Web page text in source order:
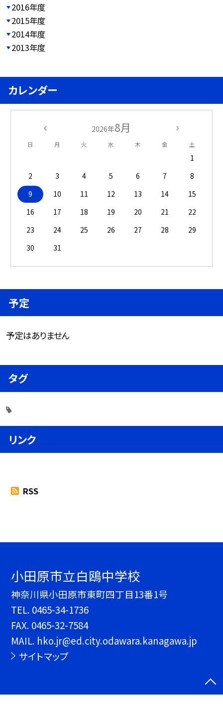
2016年度
2015年度
2014年度
2013年度
カレンダー
2026年8月
日 月 火 水 木 金 土
1
2
3 4 5 6 7
8
9
10 11 12 13 14
15
16
17 18 19 20 21
22
23
24 25 26 27 28
29
30
31
予定
予定はありません
タグ
リンク
RSS
小田原市立白鴎中学校
神奈川県小田原市東町四丁目13番1号
TEL. 0465-34-1736
FAX. 0465-32-7584
MAIL. hko.jr@ed.city.odawara.kanagawa.jp
サイトマップ